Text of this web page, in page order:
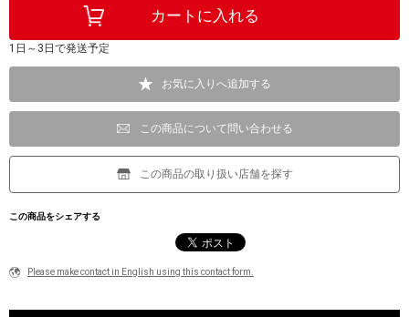
1日～3日で発送予定
お気に入りへ追加する
この商品について問い合わせる
この商品の取り扱い店舗を探す
この商品をシェアする
Please make contact in English using this contact form.